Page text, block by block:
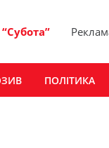
ПОЛІТИКА